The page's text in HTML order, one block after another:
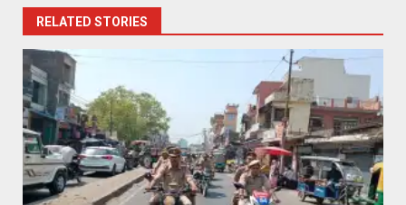
RELATED STORIES